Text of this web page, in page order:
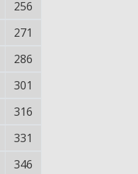
256
271
286
301
316
331
346